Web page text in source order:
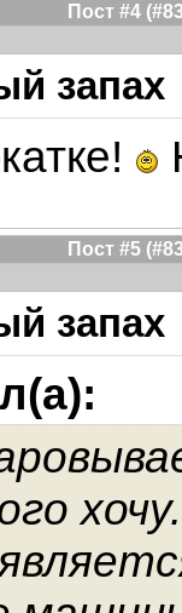
Пост #4
запах
Пост #5
запах